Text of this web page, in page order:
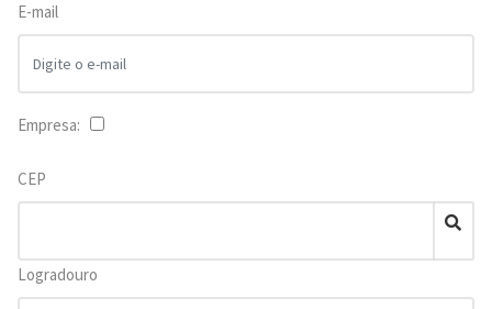
E-mail
Empresa:
CEP
Logradouro